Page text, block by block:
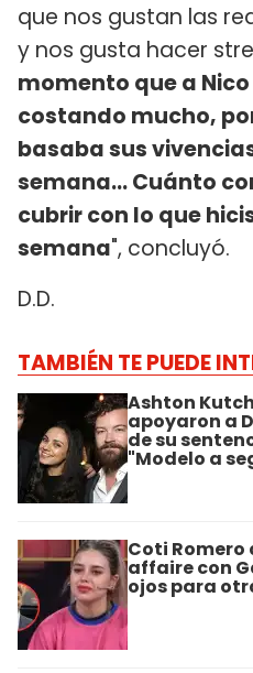
que nos gustan las
y nos gusta hacer
momento que a
costando mucho,
basaba sus
semana... Cuánto
cubrir con lo que
semana", concluyó.
D.D.
TAMBIÉN TE PUEDE
Ashton
apoyaron a
de su
"Modelo a
Coti Romero
affaire con
ojos para